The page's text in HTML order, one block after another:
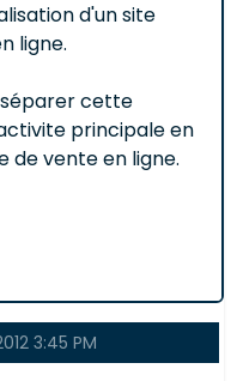
d'un site
ligne.
séparer cette
principale en
vente en ligne.
3:45 PM